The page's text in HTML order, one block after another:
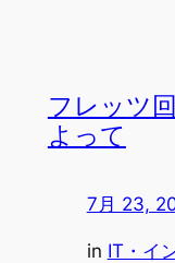
フレッツ
よって
7月 23,
in IT・イ